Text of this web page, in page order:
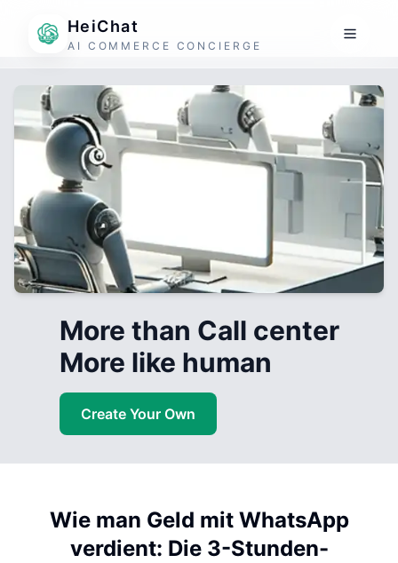
HeiChat
AI COMMERCE CONCIERGE
More than Call center
More like human
Create Your Own
Wie man Geld mit WhatsApp
verdient: Die 3-Stunden-